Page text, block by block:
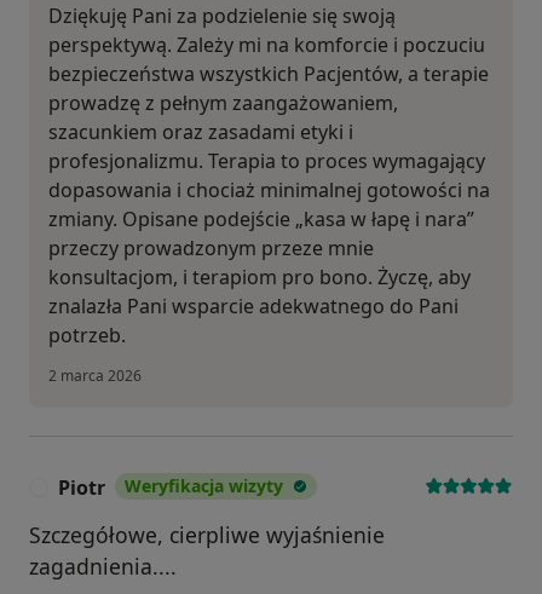
Dziękuję Pani za podzielenie się swoją
perspektywą. Zależy mi na komforcie i poczuciu
bezpieczeństwa wszystkich Pacjentów, a terapie
prowadzę z pełnym zaangażowaniem,
szacunkiem oraz zasadami etyki i
profesjonalizmu. Terapia to proces wymagający
dopasowania i chociaż minimalnej gotowości na
zmiany. Opisane podejście „kasa w łapę i nara”
przeczy prowadzonym przeze mnie
konsultacjom, i terapiom pro bono. Życzę, aby
znalazła Pani wsparcie adekwatnego do Pani
potrzeb.
2 marca 2026
Piotr Weryfikacja wizyty
Szczegółowe, cierpliwe wyjaśnienie
zagadnienia....